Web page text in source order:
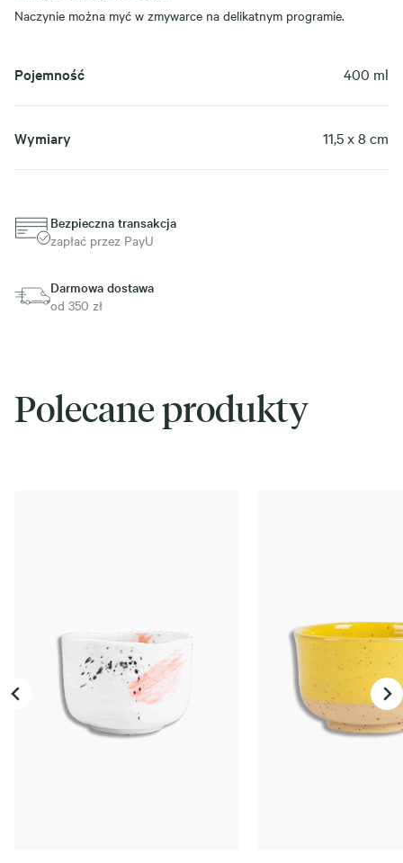
Naczynie można myć w zmywarce na delikatnym programie.
Pojemność 400 ml
Wymiary 11,5 x 8 cm
Bezpieczna transakcja
zapłać przez PayU
Darmowa dostawa
od 350 zł
Polecane produkty